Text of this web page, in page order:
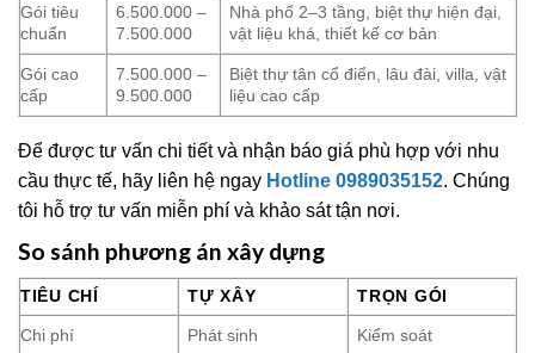
Gói tiêu
chuẩn
6.500.000 –
7.500.000
Nhà phố 2–3 tầng, biệt thự hiện đại,
vật liệu khá, thiết kế cơ bản
Gói cao
cấp
7.500.000 –
9.500.000
Biệt thự tân cổ điển, lâu đài, villa, vật
liệu cao cấp
Để được tư vấn chi tiết và nhận báo giá phù hợp với nhu
cầu thực tế, hãy liên hệ ngay Hotline 0989035152. Chúng
tôi hỗ trợ tư vấn miễn phí và khảo sát tận nơi.
So sánh phương án xây dựng
TIÊU CHÍ TỰ XÂY TRỌN GÓI
Chi phí Phát sinh Kiểm soát